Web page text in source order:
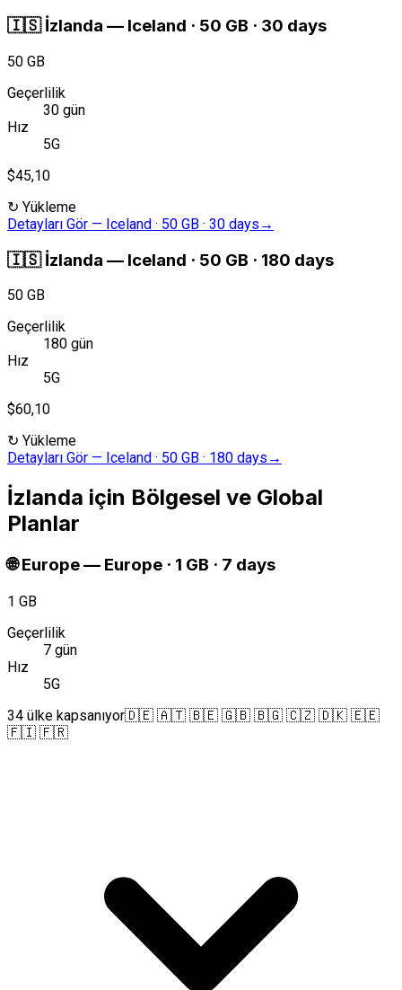
🇮🇸 İzlanda — Iceland · 50 GB · 30 days
50 GB
Geçerlilik
30 gün
Hız
5G
$45,10
↻ Yükleme
Detayları Gör — Iceland · 50 GB · 30 days →
🇮🇸 İzlanda — Iceland · 50 GB · 180 days
50 GB
Geçerlilik
180 gün
Hız
5G
$60,10
↻ Yükleme
Detayları Gör — Iceland · 50 GB · 180 days →
İzlanda için Bölgesel ve Global
Planlar
🌐 Europe— Europe · 1 GB · 7 days
1 GB
Geçerlilik
7 gün
Hız
5G
34 ülke kapsanıyor🇩🇪 🇦🇹 🇧🇪 🇬🇧 🇧🇬 🇨🇿 🇩🇰 🇪🇪
🇫🇮 🇫🇷